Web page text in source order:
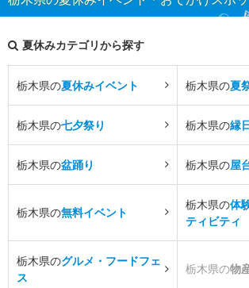
夏休みカテゴリから探す
栃木県の夏休みイベント 栃木県の夏
栃木県の七夕祭り 栃木県の縁
栃木県の盆踊り 栃木県の屋
栃木県の無料イベント
栃木県の体
ティビティ
栃木県のグルメ・フードフェ
ス
栃木県の物